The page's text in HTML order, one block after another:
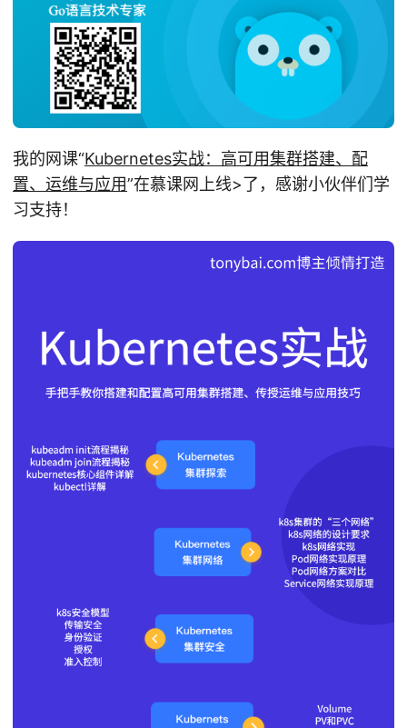
我的网课“Kubernetes实战：高可用集群搭建、配
置、运维与应用”在慕课网上线>了，感谢小伙伴们学
习支持！